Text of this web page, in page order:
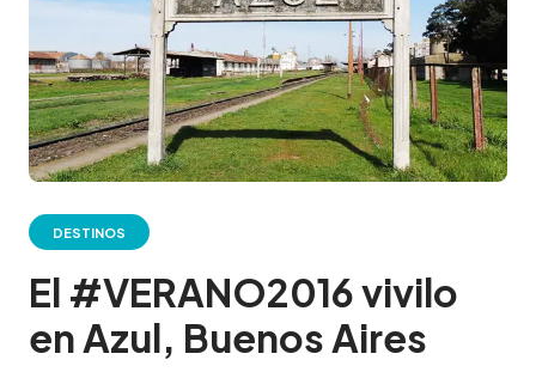
DESTINOS
El #VERANO2016 vivilo
en Azul, Buenos Aires